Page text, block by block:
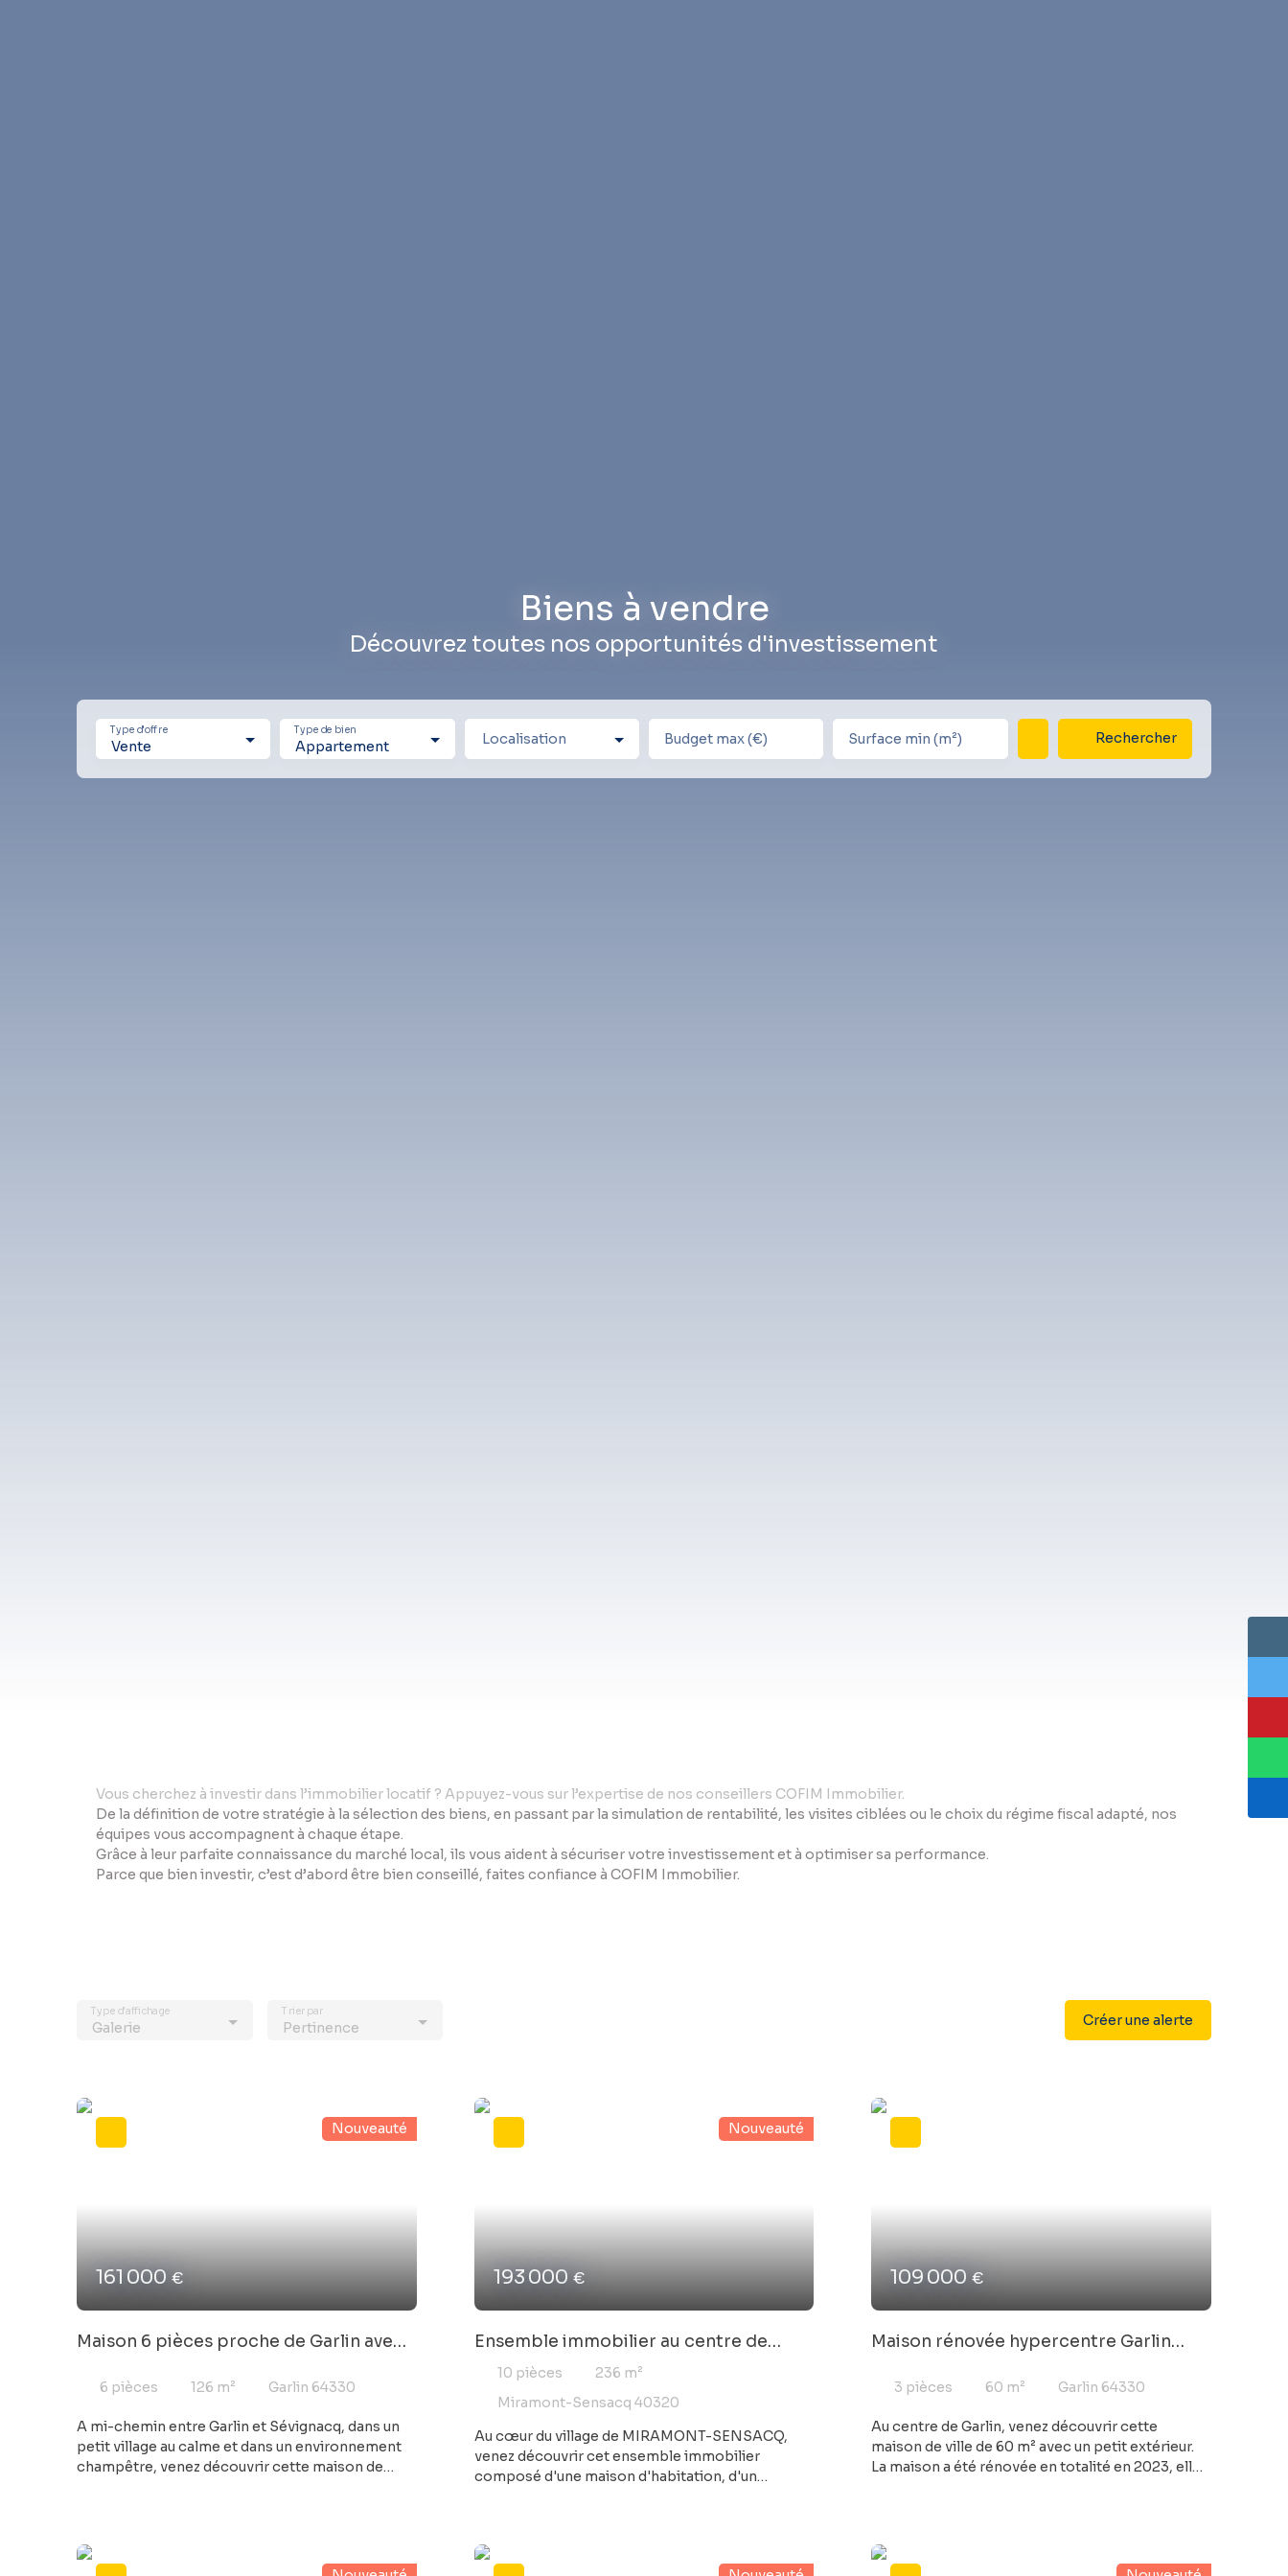
Biens à vendre
Découvrez toutes nos opportunités d'investissement
Vente
Type d'offre
Appartement
Type de bien Localisation Budget max (€) Surface min (m²) Rechercher
Vous cherchez à investir dans l’immobilier locatif ? Appuyez-vous sur l’expertise de nos conseillers COFIM Immobilier.
De la définition de votre stratégie à la sélection des biens, en passant par la simulation de rentabilité, les visites ciblées ou le choix du régime fiscal adapté, nos
équipes vous accompagnent à chaque étape.
Grâce à leur parfaite connaissance du marché local, ils vous aident à sécuriser votre investissement et à optimiser sa performance.
Parce que bien investir, c’est d’abord être bien conseillé, faites confiance à COFIM Immobilier.
Galerie
Type d'affichage
Pertinence
Trier par Créer une alerte
161 000€
Nouveauté
Maison 6 pièces proche de Garlin avec
hectares
6 pièces 126 m² Garlin 64330
A mi-chemin entre Garlin et Sévignacq, dans un
petit village au calme et dans un environnement
champêtre, venez découvrir cette maison de
m² dotée d'une belle cheminée béarnaise, une
salle de bains, 4 chambres, un bureau et 2 WC.
193 000€
Nouveauté
Ensemble immobilier au centre de
MIRAMONT-SENSACQ (maison -
10 pièces 236 m²
Miramont-Sensacq 40320
Au cœur du village de MIRAMONT-SENSACQ,
venez découvrir cet ensemble immobilier
composé d'une maison d'habitation, d'un
150 m² sur deux niveaux (séjour, cuisine, deux
109 000€
Maison rénovée hypercentre Garlin
3 pièces 60 m² Garlin 64330
Au centre de Garlin, venez découvrir cette
maison de ville de 60 m² avec un petit extérieur.
La maison a été rénovée en totalité en 2023, elle
traversante, elle donne accès sur une terrasse de
près de 20 m². Elle est idéalement située au